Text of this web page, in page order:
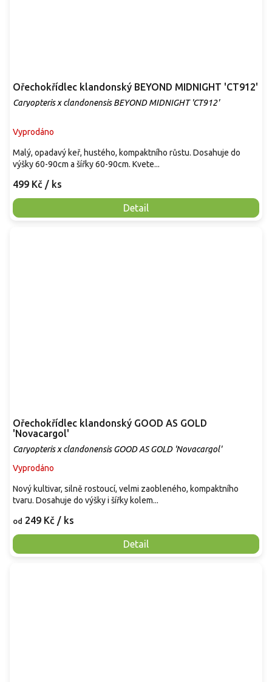
Ořechokřídlec klandonský BEYOND MIDNIGHT 'CT912'
Caryopteris x clandonensis BEYOND MIDNIGHT 'CT912'
Vyprodáno
499 Kč / ks
Detail
Malý, opadavý keř, hustého, kompaktního růstu. Dosahuje do
výšky 60-90cm a šířky 60-90cm. Kvete...
Ořechokřídlec klandonský GOOD AS GOLD
'Novacargol'
Caryopteris x clandonensis GOOD AS GOLD 'Novacargol'
Vyprodáno
od 249 Kč / ks
Detail
Nový kultivar, silně rostoucí, velmi zaobleného, kompaktního
tvaru. Dosahuje do výšky i šířky kolem...